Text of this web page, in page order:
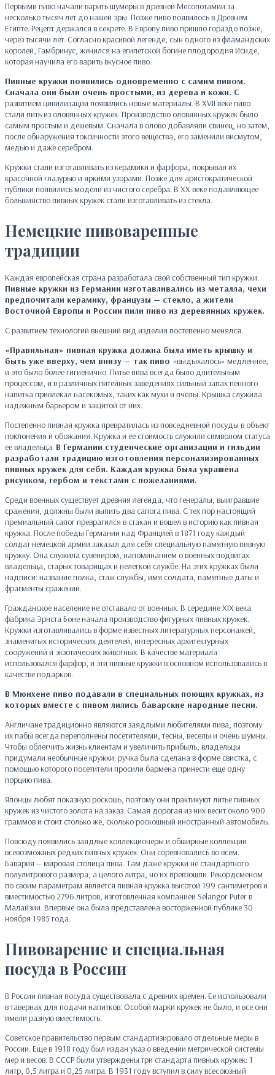
Первыми пиво начали варить шумеры в древней Месопотамии за
несколько тысяч лет до нашей эры. Позже пиво появилось в Древнем
Египте. Рецепт держался в секрете. В Европу пиво пришло гораздо позже,
через тысячи лет. Согласно красивой легенде, сын одного из фламандских
королей, Гамбринус, женился на египетской богине плодородия Исиде,
которая научила его варить вкусное пиво.
Пивные кружки появились одновременно с самим пивом.
Сначала они были очень простыми, из дерева и кожи. С
развитием цивилизации появились новые материалы. В XVII веке пиво
стали пить из оловянных кружек. Производство оловянных кружек было
самым простым и дешевым. Сначала в олово добавляли свинец, но затем,
после обнаружения токсичности этого вещества, его заменили висмутом,
медью и даже серебром.
Кружки стали изготавливать из керамики и фарфора, покрывая их
красочной глазурью и яркими узорами. Позже для аристократической
публики появились модели из чистого серебра. В XX веке подавляющее
большинство пивных кружек стали изготавливать из стекла.
Немецкие пивоваренные
традиции
Каждая европейская страна разработала свой собственный тип кружки.
Пивные кружки из Германии изготавливались из металла, чехи
предпочитали керамику, французы — стекло, а жители
Восточной Европы и России пили пиво из деревянных кружек.
С развитием технологий внешний вид изделия постепенно менялся.
«Правильная» пивная кружка должна была иметь крышку и
быть уже вверху, чем внизу — так пиво «выдыхалось» медленнее,
и это было более гигиенично. Питье пива всегда было длительным
процессом, и в различных питейных заведениях сильный запах пенного
напитка привлекал насекомых, таких как мухи и пчелы. Крышка служила
надежным барьером и защитой от них.
Постепенно пивная кружка превратилась из повседневной посуды в объект
поклонения и обожания. Кружка и ее стоимость служили символом статуса
ее владельца. В Германии студенческие организации и гильдии
разработали традицию изготовления персонализированных
пивных кружек для себя. Каждая кружка была украшена
рисунком, гербом и текстами с пожеланиями.
Среди военных существует древняя легенда, что генералы, выигравшие
сражения, должны были выпить два сапога пива. С тех пор настоящий
премиальный сапог превратился в стакан и вошел в историю как пивная
кружка. После победы Германии над Францией в 1871 году каждый
солдат немецкой армии заказал для себя специальную памятную пивную
кружку. Она служила сувениром, напоминанием о военных подвигах
владельца, старых товарищах и нелегкой службе. На этих кружках были
надписи: название полка, стаж службы, имя солдата, памятные даты и
фрагменты сражений.
Гражданское население не отставало от военных. В середине XIX века
фабрика Эрнста Боне начала производство фигурных пивных кружек.
Кружки изготавливались в форме известных литературных персонажей,
знаменитых исторических деятелей, интересных архитектурных
сооружений и экзотических животных. В качестве материала
использовался фарфор, и эти пивные кружки в основном использовались в
качестве подарков.
В Мюнхене пиво подавали в специальных поющих кружках, из
которых вместе с пивом лились баварские народные песни.
Англичане традиционно являются заядлыми любителями пива, поэтому
их пабы всегда переполнены посетителями, тесны, веселы и очень шумны.
Чтобы облегчить жизнь клиентам и увеличить прибыль, владельцы
придумали необычные кружки: ручка была сделана в форме свистка, с
помощью которого посетители просили бармена принести еще одну
порцию пива.
Японцы любят показную роскошь, поэтому они практикуют литье пивных
кружек из чистого золота на заказ. Самая дорогая из них весит около 900
граммов и стоит столько же, сколько роскошный иностранный автомобиль.
Повсюду появились заядлые коллекционеры и обширные коллекции
всевозможных редких пивных кружек. Они соревновались во всем.
Бавария — мировая столица пива. Там даже кружки не стандартного
полулитрового размера, а целого литра, но их превзошли. Рекордсменом
по своим параметрам является пивная кружка высотой 199 сантиметров и
вместимостью 2796 литров, изготовленная компанией Selangor Puter в
Малайзии. Впервые она была представлена восторженной публике 30
ноября 1985 года.
Пивоварение и специальная
посуда в России
В России пивная посуда существовала с древних времен. Ее использовали
в тавернах для подачи напитков. Особой марки кружек не было, и все они
имели разную вместимость.
Советское правительство первым стандартизировало отдельные меры в
России. Еще в 1918 году был издан указ о введении метрической системы
мер и весов. В СССР были утверждены три стандарта пивных кружек: 1
литр, 0,5 литра и 0,25 литра. В 1931 году вступил в силу всесоюзный